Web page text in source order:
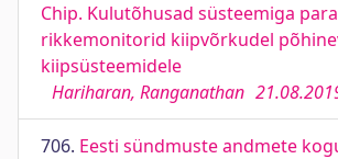
Chip. Kulutõhusad süsteemiga
rikkemonitorid kiipvõrkudel
kiipsüsteemidele
Hariharan, Ranganathan
706. Eesti sündmuste andmete